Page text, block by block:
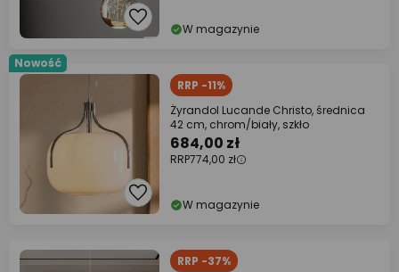
W magazynie
Nowość
RRP -11%
Żyrandol Lucande Christo, średnica
42 cm, chrom/biały, szkło
684,00 zł
RRP774,00 zł
W magazynie
RRP -37%